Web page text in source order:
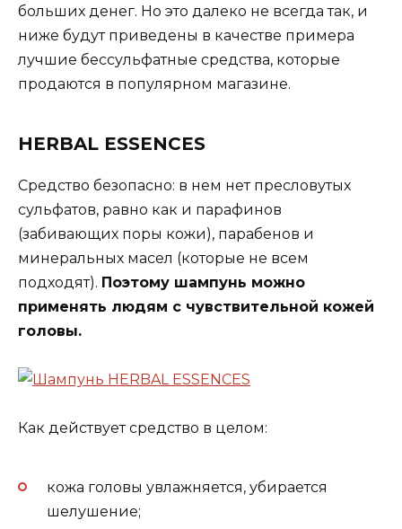
больших денег. Но это далеко не всегда так, и
ниже будут приведены в качестве примера
лучшие бессульфатные средства, которые
продаются в популярном магазине.
HERBAL ESSENCES
Средство безопасно: в нем нет пресловутых
сульфатов, равно как и парафинов
(забивающих поры кожи), парабенов и
минеральных масел (которые не всем
подходят). Поэтому шампунь можно
применять людям с чувствительной кожей
головы.
Как действует средство в целом:
кожа головы увлажняется, убирается
шелушение;